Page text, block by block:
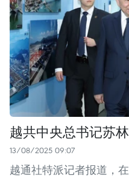
越共中央总书记苏
13/08/2025 09:07
越通社特派记者报道，